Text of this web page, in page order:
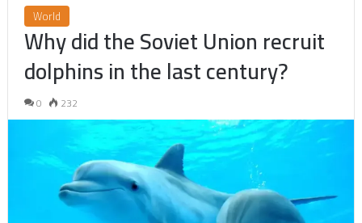
World
Why did the Soviet Union recruit
dolphins in the last century?
0 232